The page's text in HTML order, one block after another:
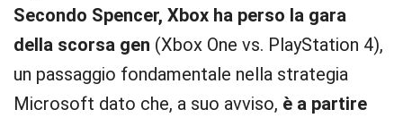
Secondo Spencer, Xbox ha perso la gara
della scorsa gen (Xbox One vs. PlayStation 4),
un passaggio fondamentale nella strategia
Microsoft dato che, a suo avviso, è a partire